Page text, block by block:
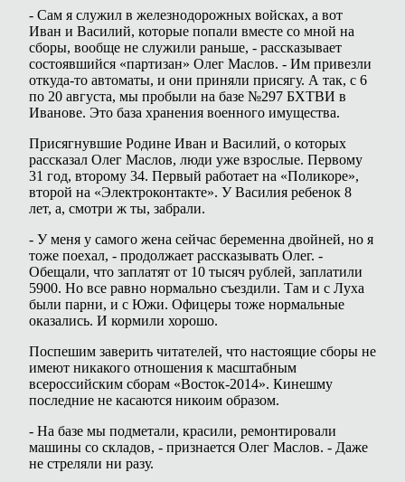
- Сам я служил в железнодорожных войсках, а вот
Иван и Василий, которые попали вместе со мной на
сборы, вообще не служили раньше, - рассказывает
состоявшийся «партизан» Олег Маслов. - Им привезли
откуда-то автоматы, и они приняли присягу. А так, с 6
по 20 августа, мы пробыли на базе №297 БХТВИ в
Иванове. Это база хранения военного имущества.
Присягнувшие Родине Иван и Василий, о которых
рассказал Олег Маслов, люди уже взрослые. Первому
31 год, второму 34. Первый работает на «Поликоре»,
второй на «Электроконтакте». У Василия ребенок 8
лет, а, смотри ж ты, забрали.
- У меня у самого жена сейчас беременна двойней, но я
тоже поехал, - продолжает рассказывать Олег. -
Обещали, что заплатят от 10 тысяч рублей, заплатили
5900. Но все равно нормально съездили. Там и с Луха
были парни, и с Южи. Офицеры тоже нормальные
оказались. И кормили хорошо.
Поспешим заверить читателей, что настоящие сборы не
имеют никакого отношения к масштабным
всероссийским сборам «Восток-2014». Кинешму
последние не касаются никоим образом.
- На базе мы подметали, красили, ремонтировали
машины со складов, - признается Олег Маслов. - Даже
не стреляли ни разу.